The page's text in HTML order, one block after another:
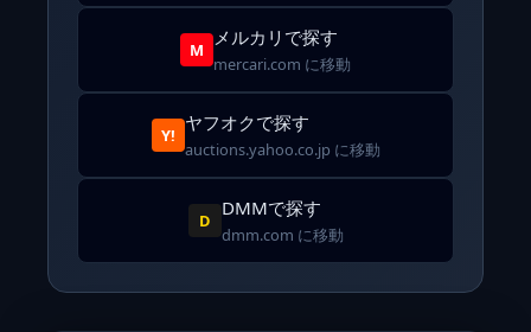
M
メルカリで探す
mercari.com に移動
Y!
ヤフオクで探す
auctions.yahoo.co.jp に移動
D
DMMで探す
dmm.com に移動